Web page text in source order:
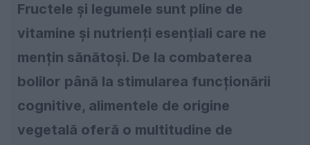
Fructele și legumele sunt pline de
vitamine și nutrienți esențiali care ne
mențin sănătoși. De la combaterea
bolilor până la stimularea funcționării
cognitive, alimentele de origine
vegetală oferă o multitudine de